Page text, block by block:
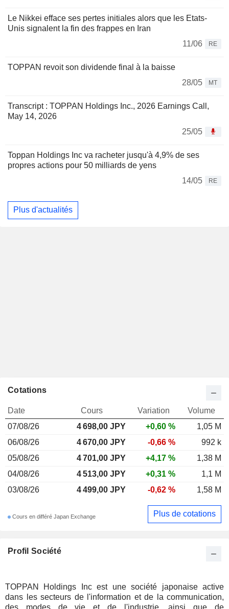
Le Nikkei efface ses pertes initiales alors que les Etats-
Unis signalent la fin des frappes en Iran
11/06
RE
TOPPAN revoit son dividende final à la baisse
28/05
MT
Transcript : TOPPAN Holdings Inc., 2026 Earnings Call,
May 14, 2026
25/05
Toppan Holdings Inc va racheter jusqu'à 4,9% de ses
propres actions pour 50 milliards de yens
14/05
RE
Plus d'actualités
Profil Société
TOPPAN Holdings Inc est une société japonaise active
dans les secteurs de l'information et de la communication,
des modes de vie et de l'industrie, ainsi que de
Cotations
Date Cours Variation
Volume
07/08/26
4 698,00 JPY +0,60 %
1,05 M
06/08/26
4 670,00 JPY -0,66 %
992 k
05/08/26
4 701,00 JPY +4,17 %
1,38 M
04/08/26
4 513,00 JPY +0,31 %
1,1 M
03/08/26
4 499,00 JPY -0,62 % 1,58 M
Cours en différé Japan Exchange Plus de cotations